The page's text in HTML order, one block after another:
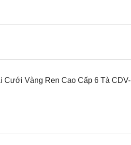
Cưới Vàng Ren Cao Cấp 6 Tà